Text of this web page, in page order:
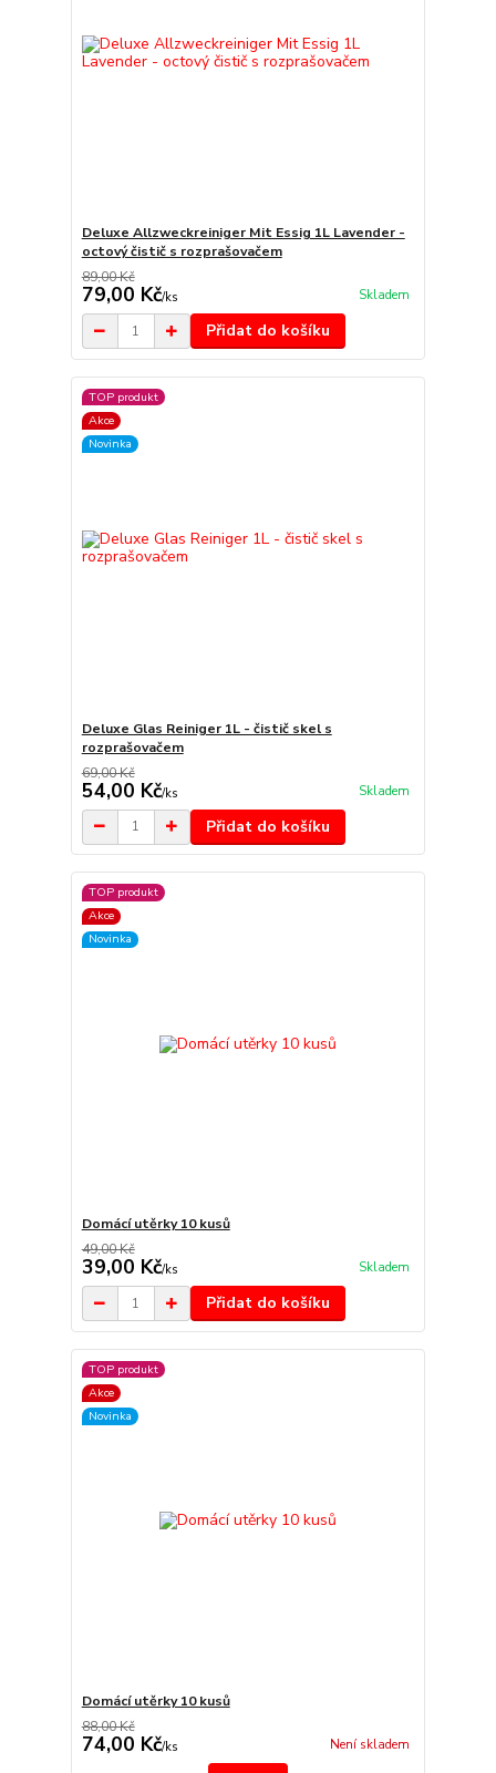
Deluxe Allzweckreiniger Mit Essig 1L Lavender -
octový čistič s rozprašovačem
89,00 Kč
79,00 Kč/ks Skladem
Přidat do košíku
TOP produkt
Akce
Novinka
Deluxe Glas Reiniger 1L - čistič skel s
rozprašovačem
69,00 Kč
54,00 Kč/ks Skladem
Přidat do košíku
TOP produkt
Akce
Novinka
Domácí utěrky 10 kusů
49,00 Kč
39,00 Kč/ks Skladem
Přidat do košíku
TOP produkt
Akce
Novinka
Domácí utěrky 10 kusů
88,00 Kč
74,00 Kč/ks Není skladem